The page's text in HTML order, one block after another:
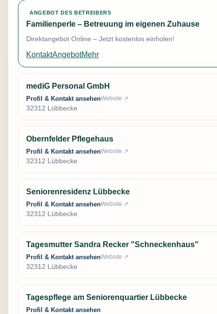
ANGEBOT DES BETREIBERS
Familienperle – Betreuung im eigenen Zuhause
Direktangebot Online – Jetzt kostenlos einholen!
KontaktAngebotMehr
mediG Personal GmbH
Profil & Kontakt ansehenWebsite ↗
32312 Lübbecke
Obernfelder Pflegehaus
Profil & Kontakt ansehenWebsite ↗
32312 Lübbecke
Seniorenresidenz Lübbecke
Profil & Kontakt ansehenWebsite ↗
32312 Lübbecke
Tagesmutter Sandra Recker "Schneckenhaus"
Profil & Kontakt ansehenWebsite ↗
32312 Lübbecke
Tagespflege am Seniorenquartier Lübbecke
Profil & Kontakt ansehen